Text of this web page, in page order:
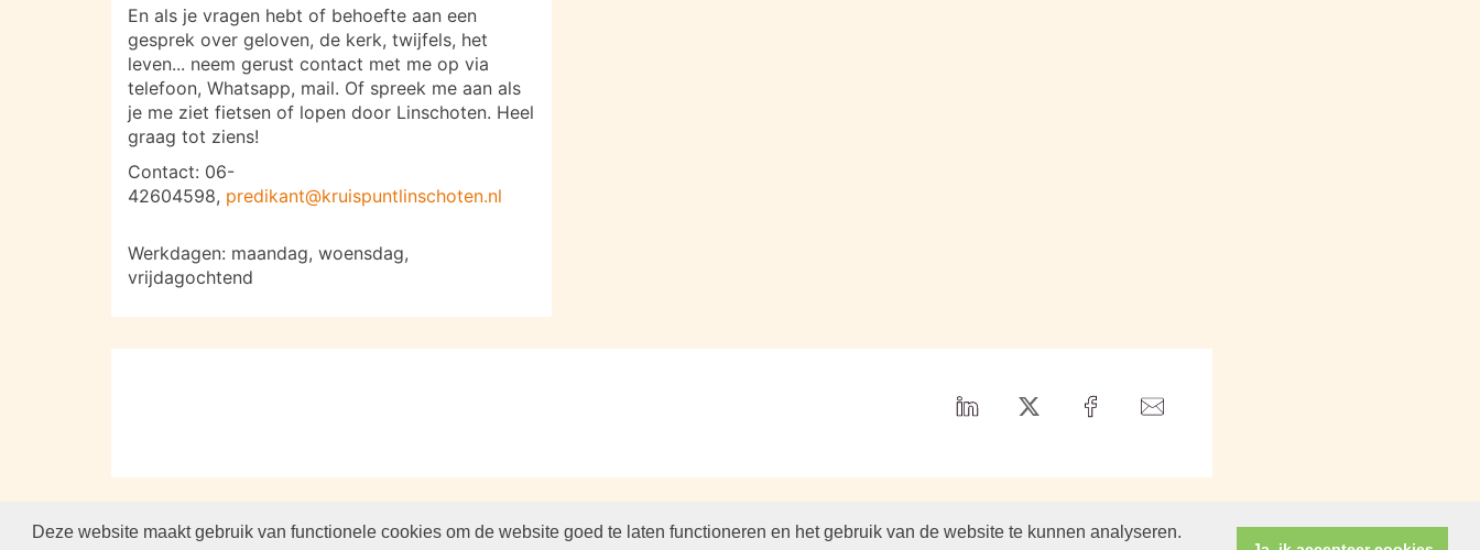
Deze website maakt gebruik van functionele cookies om de website goed te laten functioneren en het gebruik van de website te kunnen analyseren.
En als je vragen hebt of behoefte aan een
gesprek over geloven, de kerk, twijfels, het
leven... neem gerust contact met me op via
telefoon, Whatsapp, mail. Of spreek me aan als
je me ziet fietsen of lopen door Linschoten. Heel
graag tot ziens!
Contact: 06-
42604598, predikant@kruispuntlinschoten.nl
Werkdagen: maandag, woensdag,
vrijdagochtend